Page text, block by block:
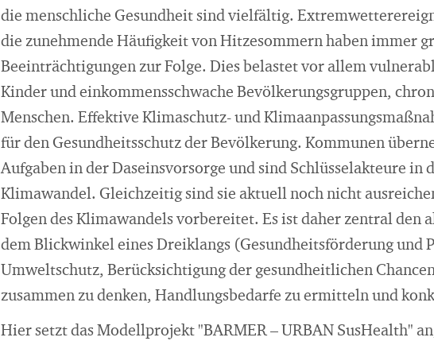
die menschliche Gesundheit sind vielfältig.
die zunehmende Häufigkeit von Hitzesommern haben immer
Beeinträchtigungen zur Folge. Dies belastet vor allem
Kinder und einkommensschwache Bevölkerungsgruppen,
Menschen. Effektive Klimaschutz- und
für den Gesundheitsschutz der Bevölkerung. Kommunen
Aufgaben in der Daseinsvorsorge und sind Schlüsselakteure in
Klimawandel. Gleichzeitig sind sie aktuell noch nicht
Folgen des Klimawandels vorbereitet. Es ist daher zentral den
dem Blickwinkel eines Dreiklangs (Gesundheitsförderung und
Umweltschutz, Berücksichtigung der gesundheitlichen
zusammen zu denken, Handlungsbedarfe zu ermitteln und
Hier setzt das Modellprojekt "BARMER – URBAN SusHealth"